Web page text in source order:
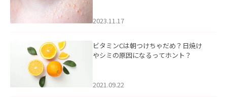
2023.11.17
ビタミンCは朝つけちゃだめ？日焼け
やシミの原因になるってホント？
2021.09.22